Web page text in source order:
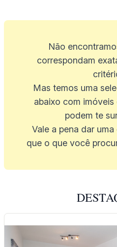
Não
correspondam
Mas temos uma
abaixo com
podem te
Vale a pena dar
que o que você